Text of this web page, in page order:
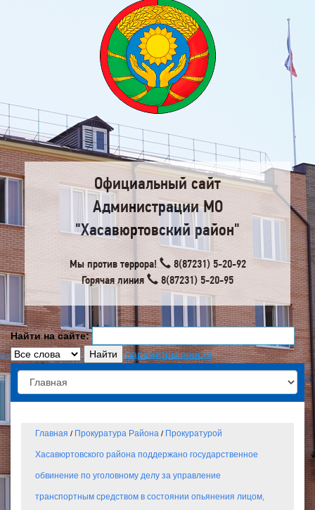
Официальный сайт
Администрации МО
"Хасавюртовский район"
Мы против террора!
8(87231) 5-20-92
Горячая линия
8(87231) 5-20-95
Найти на сайте:
параметры поиска
Главная / Прокуратура Района / Прокуратурой
Хасавюртовского района поддержано государственное
обвинение по уголовному делу за управление
транспортным средством в состоянии опьянения лицом,